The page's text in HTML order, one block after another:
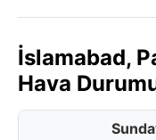
İslamabad,
Hava